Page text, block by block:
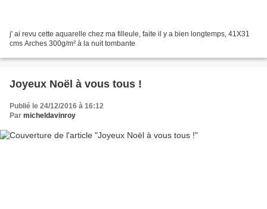
j' ai revu cette aquarelle chez ma filleule, faite il y a bien longtemps, 41X31
cms Arches 300g/m² à la nuit tombante
Joyeux Noël à vous tous !
Publié le 24/12/2016 à 16:12
Par micheldavinroy